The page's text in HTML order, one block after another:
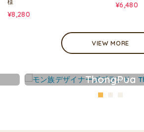
様
¥8,280
¥6,480
VIEW MORE
ThongPua